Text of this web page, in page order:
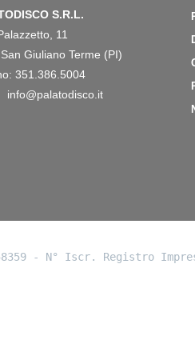
S.R.L.
11
Giuliano Terme (PI)
351.386.5004
info@palatodisco.it
- N° Iscr. Registro